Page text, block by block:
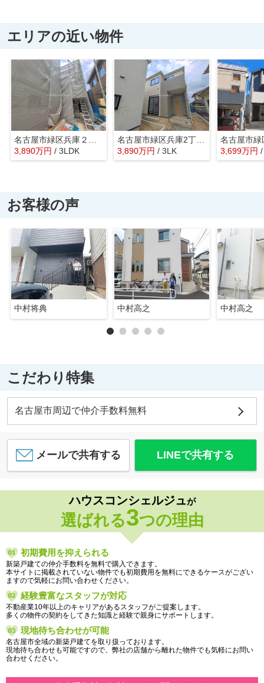
エリアの近い物件
3,890万円 / 3LDK
名古屋市緑区兵庫2丁目412【仲介手数料無料】新築一戸建て A号棟
3,890万円 / 3LK 3,699万円
お客様の声
中村将典 中村高之 中村高之
こだわり特集
名古屋市周辺で仲介手数料無料
メールで共有する LINEで共有する
ハウスコンシェルジュが
選ばれる3つの理由
初期費用を抑えられる
新築戸建ての仲介手数料を無料で購入できます。
本サイトに掲載されていない物件でも初期費用を無料にできるケースがござい
ますので気軽にお問い合わせください。
経験豊富なスタッフが対応
不動産業10年以上のキャリアがあるスタッフがご提案します。
多くの物件の契約をしてきた知識と経験で親身にサポートします。
現地待ち合わせが可能
名古屋市全域の新築戸建てを取り扱っております。
現地待ち合わせも可能ですので、弊社の店舗から離れた物件でも気軽にお問い
合わせください。